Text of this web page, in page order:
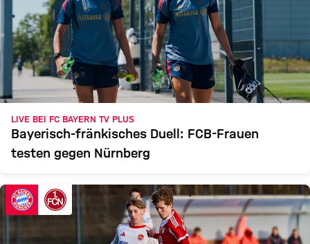
LIVE BEI FC BAYERN TV PLUS
Bayerisch-fränkisches Duell: FCB-Frauen
testen gegen Nürnberg